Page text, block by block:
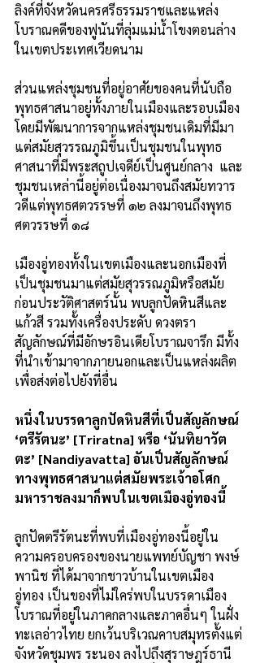
ลิงค์ที่จังหวัดนครศรีธรรมราชและแหล่ง
โบราณคดีของฟูนันที่ลุ่มแม่น้ำโขงตอนล่าง
ในเขตประเทศเวียดนาม
ส่วนแหล่งชุมชนที่อยู่อาศัยของคนที่นับถือ
พุทธศาสนาอยู่ทั้งภายในเมืองและรอบเมือง
โดยมีพัฒนาการจากแหล่งชุมชนเดิมที่มีมา
แต่สมัยสุวรรณภูมิขึ้นเป็นชุมชนในพุทธ
ศาสนาที่มีพระสถูปเจดีย์เป็นศูนย์กลาง  และ
ชุมชนเหล่านี้อยู่ต่อเนื่องมาจนถึงสมัยทวาร
วดีแต่พุทธศตวรรษที่ ๑๒ ลงมาจนถึงพุทธ
ศตวรรษที่ ๑๘
เมืองอู่ทองทั้งในเขตเมืองและนอกเมืองที่
เป็นชุมชนมาแต่สมัยสุวรรณภูมิหรือสมัย
ก่อนประวัติศาสตร์นั้น พบลูกปัดหินสีและ
แก้วสี รวมทั้งเครื่องประดับ ดวงตรา
สัญลักษณ์ที่มีอักษรอินเดียโบราณจารึก มีทั้ง
ที่นำเข้ามาจากภายนอกและเป็นแหล่งผลิต
เพื่อส่งต่อไปยังที่อื่น
หนึ่งในบรรดาลูกปัดหินสีที่เป็นสัญลักษณ์
‘ตรีรัตนะ’ [Triratna] หรือ ‘นันทิยาวัต
ตะ’ [Nandiyavatta] อันเป็นสัญลักษณ์
ทางพุทธศาสนาแต่สมัยพระเจ้าอโศก
มหาราชลงมาก็พบในเขตเมืองอู่ทองนี้
ลูกปัดตรีรัตนะที่พบที่เมืองอู่ทองนี้อยู่ใน
ความครอบครองของนายแพทย์บัญชา พงษ์
พานิช ที่ได้มาจากชาวบ้านในเขตเมือง
อู่ทอง เป็นของที่ไม่ใคร่พบในบรรดาเมือง
โบราณที่อยู่ในภาคกลางและภาคอื่นๆ ในฝั่ง
ทะเลอ่าวไทย ยกเว้นบริเวณคาบสมุทรตั้งแต่
จังหวัดชุมพร ระนอง ลงไปถึงสุราษฎร์ธานี